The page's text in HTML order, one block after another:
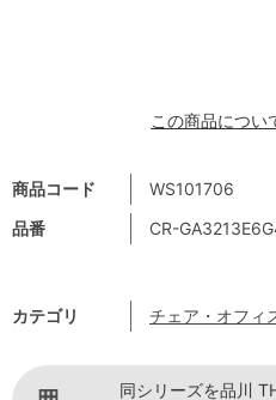
商品コード
WS101706
品番
CR-
カテゴリ チェア・オフィ
この商品につい
同シリーズを品川